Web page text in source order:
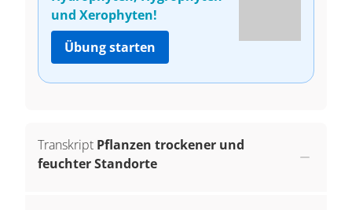
und Xerophyten!
Übung starten
Transkript Pflanzen trockener und
feuchter Standorte